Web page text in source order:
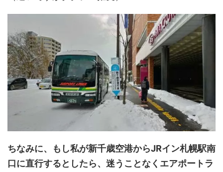
ちなみに、もし私が新千歳空港からJRイン札幌駅南
口に直行するとしたら、迷うことなくエアポートラ